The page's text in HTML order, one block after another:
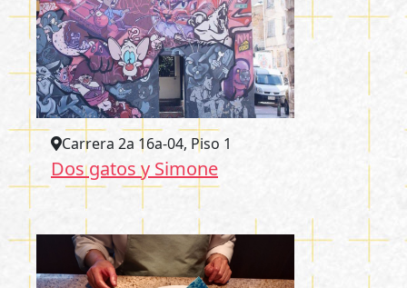
Carrera 2a 16a-04, Piso 1
Dos gatos y Simone